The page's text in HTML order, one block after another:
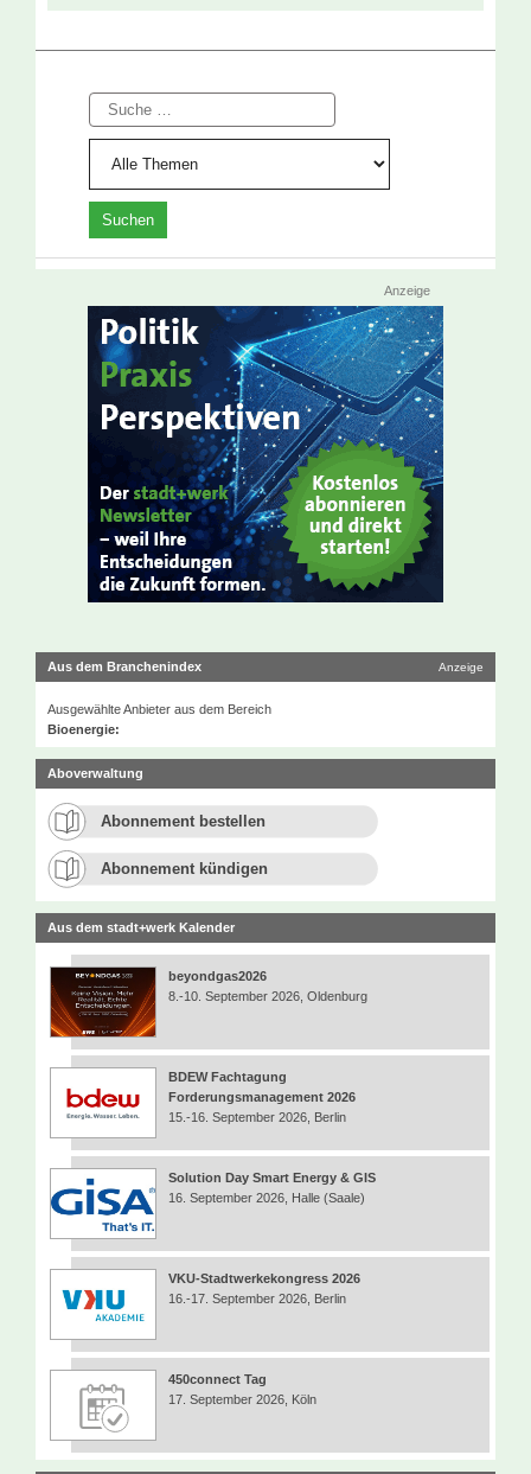
Suche
Anzeige
Aus dem Branchenindex Anzeige
Ausgewählte Anbieter aus dem Bereich
Bioenergie:
Aboverwaltung
Abonnement bestellen
Abonnement kündigen
Aus dem stadt+werk Kalender
beyondgas2026
8.-10. September 2026, Oldenburg
BDEW Fachtagung
Forderungsmanagement 2026
15.-16. September 2026, Berlin
Solution Day Smart Energy & GIS
16. September 2026, Halle (Saale)
VKU-Stadtwerkekongress 2026
16.-17. September 2026, Berlin
450connect Tag
17. September 2026, Köln